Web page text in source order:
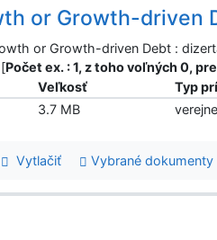
or Growth-driven
or Growth-driven Debt :
Počet ex. : 1, z toho voľných 0,
Veľkosť
Typ
3.7 MB
Vytlačiť Vybrané dokumenty